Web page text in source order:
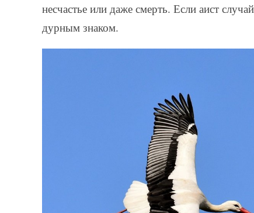
несчастье или даже смерть. Если аист
дурным знаком.